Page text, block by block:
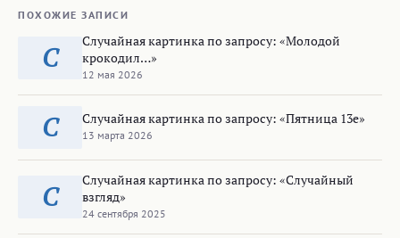
ПОХОЖИЕ ЗАПИСИ
С
Случайная картинка по запросу: «Молодой
крокодил…»
12 мая 2026
С Случайная картинка по запросу: «Пятница 13е»
13 марта 2026
С
Случайная картинка по запросу: «Случайный
взгляд»
24 сентября 2025